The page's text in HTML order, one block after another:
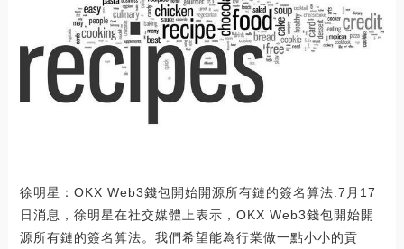
徐明星：OKX Web3錢包開始開源所有鏈的簽名算法:7月17
日消息，徐明星在社交媒體上表示，OKX Web3錢包開始開
源所有鏈的簽名算法。我們希望能為行業做一點小小的貢